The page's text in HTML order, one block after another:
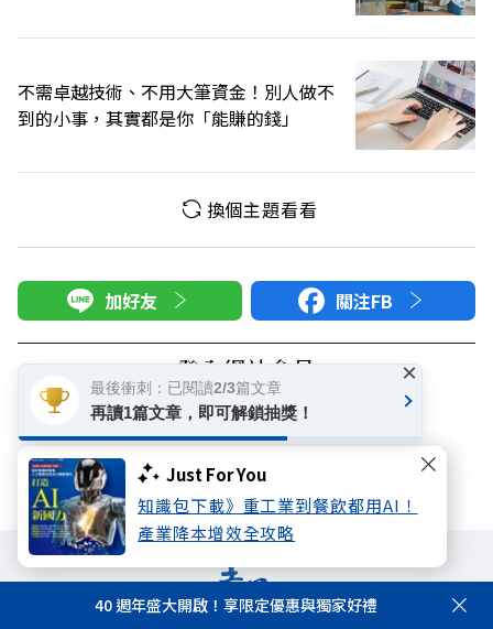
Just For You
知識包下載》重工業到餐飲都用AI！
產業降本增效全攻略
不需卓越技術、不用大筆資金！別人做不
到的小事，其實都是你「能賺的錢」
換個主題看看
加好友 關注FB
登入網站會員
享受更多個人化的會員服務
會員登入
40 週年盛大開啟！享限定優惠與獨家好禮
最後衝刺：已閱讀2/3篇文章
再讀1篇文章，即可解鎖抽獎！
×